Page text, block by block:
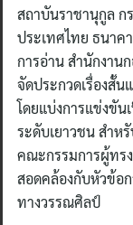
สถาบันราชานุกูล
ประเทศไทย ธนาค
การอ่าน สำนักงาน
จัดประกวดเรื่องสั้
โดยแบ่งการแข่งขั
ระดับเยาวชน สำห
คณะกรรมการผู้ทร
สอดคล้องกับหัวข้อ
ทางวรรณศิลป์